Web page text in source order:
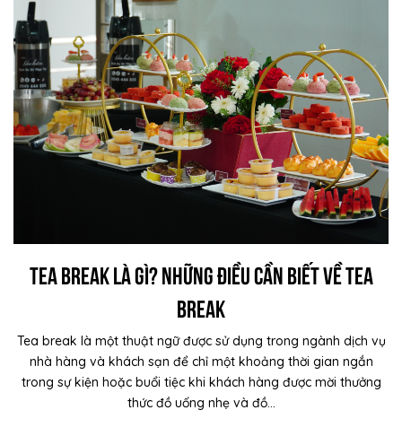
Tea Break là gì? Những điều cần biết về Tea
break
Tea break là một thuật ngữ được sử dụng trong ngành dịch vụ
nhà hàng và khách sạn để chỉ một khoảng thời gian ngắn
trong sự kiện hoặc buổi tiệc khi khách hàng được mời thưởng
thức đồ uống nhẹ và đồ...